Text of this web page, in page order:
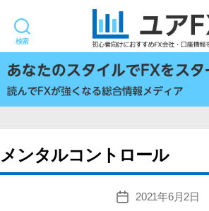
検索
ユ
ア
FX
メンタルコントロール
投
2021年6月2日